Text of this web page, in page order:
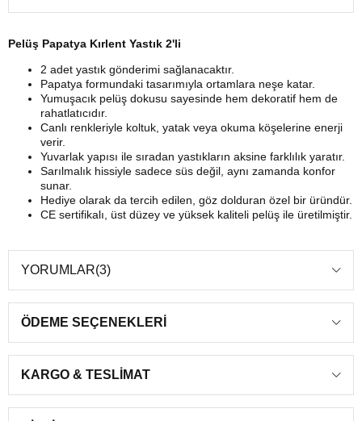
Pelüş Papatya Kırlent Yastık 2'li
2 adet yastık gönderimi sağlanacaktır.
Papatya formundaki tasarımıyla ortamlara neşe katar.
Yumuşacık pelüş dokusu sayesinde hem dekoratif hem de
rahatlatıcıdır.
Canlı renkleriyle koltuk, yatak veya okuma köşelerine enerji
verir.
Yuvarlak yapısı ile sıradan yastıkların aksine farklılık yaratır.
Sarılmalık hissiyle sadece süs değil, aynı zamanda konfor
sunar.
Hediye olarak da tercih edilen, göz dolduran özel bir üründür.
CE sertifikalı, üst düzey ve yüksek kaliteli pelüş ile üretilmiştir.
YORUMLAR(3)
ÖDEME SEÇENEKLERI
KARGO & TESLIMAT